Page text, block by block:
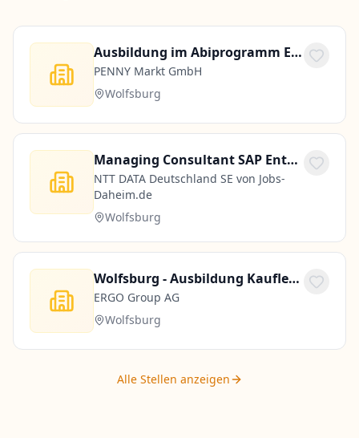
Ausbildung im Abiprogramm Einzelhandel (m/w/d)
PENNY Markt GmbH
Wolfsburg
Managing Consultant SAP Enterprise Architect (w/m/x) in Wolfsburg
NTT DATA Deutschland SE von Jobs-
Daheim.de
Wolfsburg
Wolfsburg - Ausbildung Kaufleute (m/w/d) für Versicherungen und Finanzanlagen Agentur Leiste-Röhrig
ERGO Group AG
Wolfsburg
Alle Stellen anzeigen